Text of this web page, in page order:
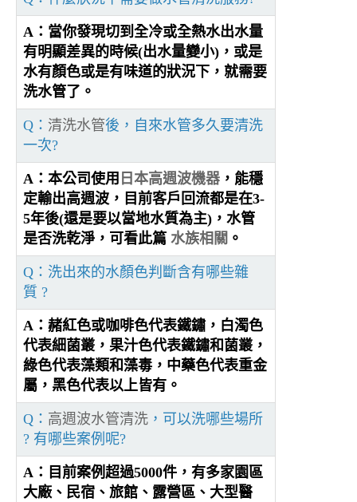
A：當你發現切到全冷或全熱水出水量
有明顯差異的時候(出水量變小)，或是
水有顏色或是有味道的狀況下，就需要
洗水管了。
Q： 清洗水管後，自來水管多久要清洗
一次?
A：本公司使用 日本高週波機器 ，能穩
定輸出高週波，目前客戶回流都是在3-
5年後(還是要以當地水質為主)，水管
是否洗乾淨，可看此篇 水族相關 。
Q：洗出來的水顏色判斷含有哪些雜
質 ?
A：赭紅色或咖啡色代表鐵鏽，白濁色
代表細菌叢，果汁色代表鐵鏽和菌叢，
綠色代表藻類和藻毒，中藥色代表重金
屬，黑色代表以上皆有。
Q： 高週波水管清洗 ，可以洗哪些場所
? 有哪些案例呢?
A：目前案例超過5000件，有多家園區
大廠、民宿、旅館、露營區、大型醫